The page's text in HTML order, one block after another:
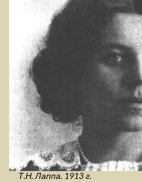
Т.Н. Лаппа. 1913 г.